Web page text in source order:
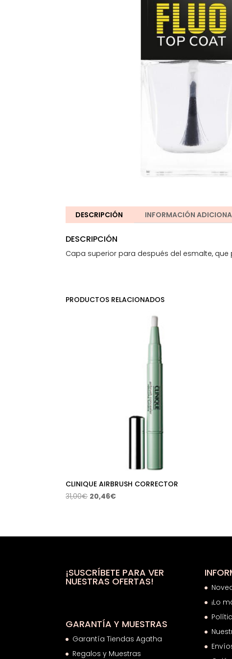
DESCRIPCIÓN INFORMACIÓN
DESCRIPCIÓN
Capa superior para después del esmalte,
PRODUCTOS RELACIONADOS
CLINIQUE AIRBRUSH CORRECTOR
31,00€ El
20,46€El
¡SUSCRÍBETE PARA VER
NUESTRAS OFERTAS!
GARANTÍA Y MUESTRAS
Garantía Tiendas Agatha
Regalos y Muestras
¡Lo